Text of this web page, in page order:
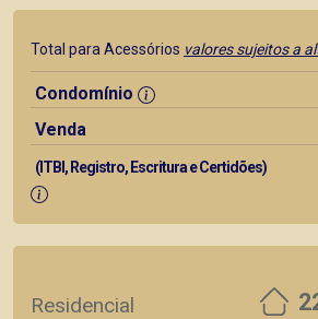
Total para Acessórios valores sujeitos a
Condomínio
Venda
(ITBI, Registro, Escritura e Certidões)
Residencial